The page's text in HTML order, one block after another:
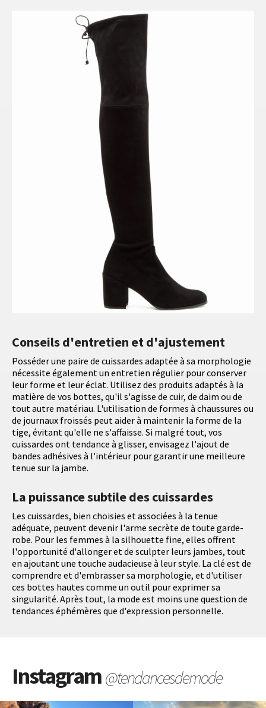
Conseils d'entretien et d'ajustement
Posséder une paire de cuissardes adaptée à sa morphologie
nécessite également un entretien régulier pour conserver
leur forme et leur éclat. Utilisez des produits adaptés à la
matière de vos bottes, qu'il s'agisse de cuir, de daim ou de
tout autre matériau. L'utilisation de formes à chaussures ou
de journaux froissés peut aider à maintenir la forme de la
tige, évitant qu'elle ne s'affaisse. Si malgré tout, vos
cuissardes ont tendance à glisser, envisagez l'ajout de
bandes adhésives à l'intérieur pour garantir une meilleure
tenue sur la jambe.
La puissance subtile des cuissardes
Les cuissardes, bien choisies et associées à la tenue
adéquate, peuvent devenir l'arme secrète de toute garde-
robe. Pour les femmes à la silhouette fine, elles offrent
l'opportunité d'allonger et de sculpter leurs jambes, tout
en ajoutant une touche audacieuse à leur style. La clé est de
comprendre et d'embrasser sa morphologie, et d'utiliser
ces bottes hautes comme un outil pour exprimer sa
singularité. Après tout, la mode est moins une question de
tendances éphémères que d'expression personnelle.
Instagram@tendancesdemode